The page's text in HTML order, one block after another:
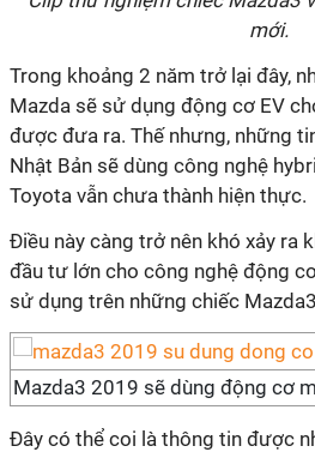
mới.
Trong khoảng 2 năm trở lại đây,
Mazda sẽ sử dụng động cơ EV
được đưa ra. Thế nhưng, những
Nhật Bản sẽ dùng công nghệ
Toyota vẫn chưa thành hiện thực.
Điều này càng trở nên khó xảy ra
đầu tư lớn cho công nghệ động
sử dụng trên những chiếc
Mazda3 2019 sẽ dùng động cơ
Đây có thể coi là thông tin được